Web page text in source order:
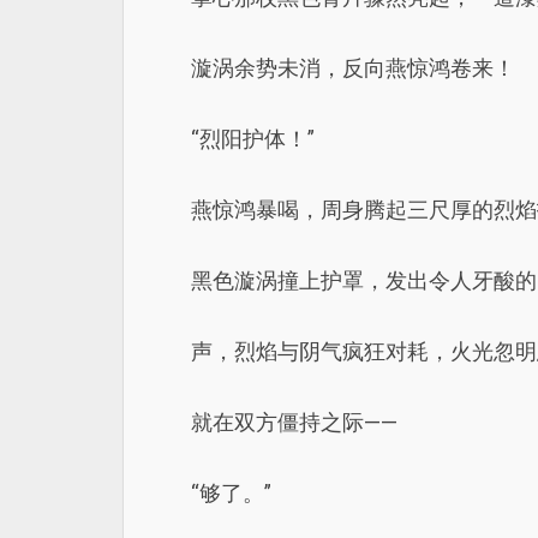
漩涡余势未消，反向燕惊鸿卷来！
“烈阳护体！”
燕惊鸿暴喝，周身腾起三尺厚的烈
黑色漩涡撞上护罩，发出令人牙酸的
声，烈焰与阴气疯狂对耗，火光忽
就在双方僵持之际——
“够了。”